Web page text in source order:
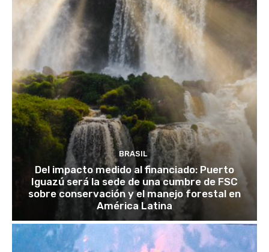
BRASIL
Del impacto medido al financiado: Puerto
Iguazú será la sede de una cumbre de FSC
sobre conservación y el manejo forestal en
América Latina